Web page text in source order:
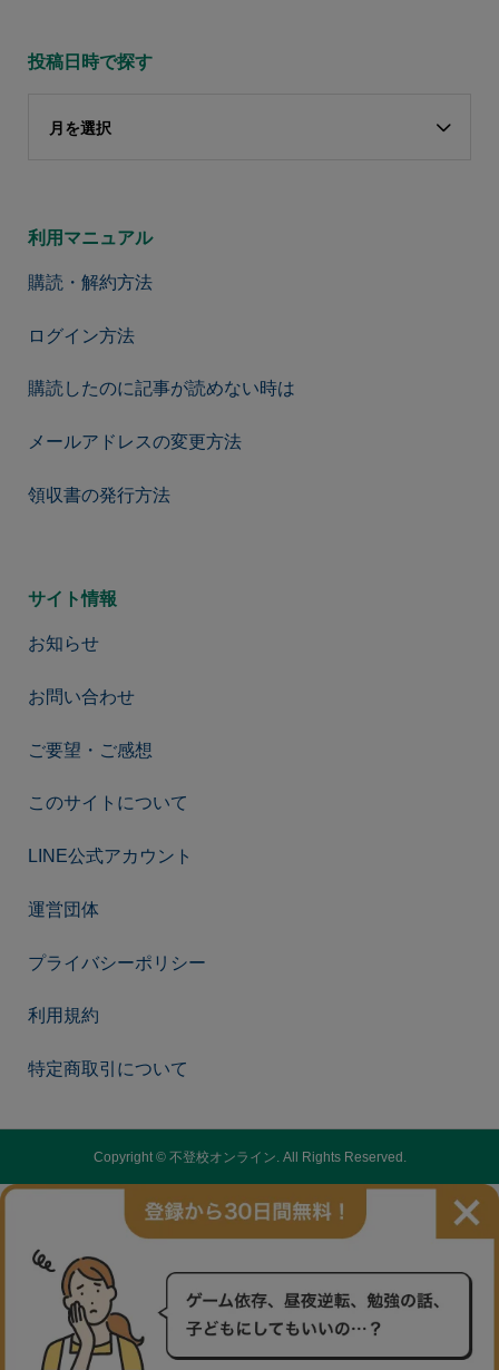
投稿日時で探す
月を選択
利用マニュアル
購読・解約方法
ログイン方法
購読したのに記事が読めない時は
メールアドレスの変更方法
領収書の発行方法
サイト情報
お知らせ
お問い合わせ
ご要望・ご感想
このサイトについて
LINE公式アカウント
運営団体
プライバシーポリシー
利用規約
特定商取引について
Copyright ©不登校オンライン. All Rights Reserved.